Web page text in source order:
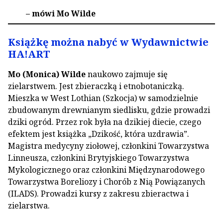
– mówi Mo Wilde
Książkę można nabyć w Wydawnictwie
HA!ART
Mo (Monica) Wildenaukowo zajmuje się
zielarstwem. Jest zbieraczką i etnobotaniczką.
Mieszka w West Lothian (Szkocja) w samodzielnie
zbudowanym drewnianym siedlisku, gdzie prowadzi
dziki ogród. Przez rok była na dzikiej diecie, czego
efektem jest książka „Dzikość, która uzdrawia”.
Magistra medycyny ziołowej, członkini Towarzystwa
Linneusza, członkini Brytyjskiego Towarzystwa
Mykologicznego oraz członkini Międzynarodowego
Towarzystwa Boreliozy i Chorób z Nią Powiązanych
(ILADS). Prowadzi kursy z zakresu zbieractwa i
zielarstwa.